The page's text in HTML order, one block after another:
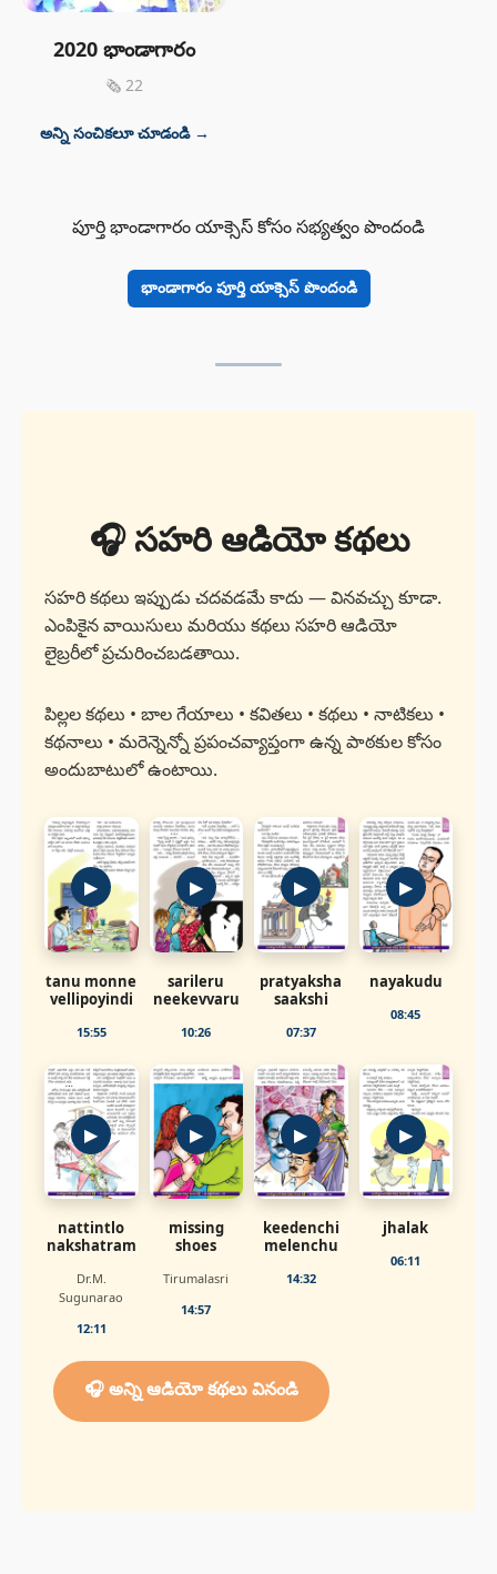
2020 భాండాగారం
🗞 22
అన్ని సంచికలూ చూడండి →
పూర్తి భాండాగారం యాక్సెస్ కోసం సభ్యత్వం పొందండి
భాండాగారం పూర్తి యాక్సెస్ పొందండి
🎧 సహరి ఆడియో కథలు
సహరి కథలు ఇప్పుడు చదవడమే కాదు — వినవచ్చు కూడా.
ఎంపికైన వాయిసులు మరియు కథలు సహరి ఆడియో
లైబ్రరీలో ప్రచురించబడతాయి.
పిల్లల కథలు • బాల గేయాలు • కవితలు • కథలు • నాటికలు •
కథనాలు • మరెన్నెన్నో ప్రపంచవ్యాప్తంగా ఉన్న పాఠకుల కోసం
అందుబాటులో ఉంటాయి.
▶
tanu monne
vellipoyindi
15:55
▶
sarileru
neekevvaru
10:26
▶
pratyaksha
saakshi
07:37
▶
nayakudu
08:45
▶
nattintlo
nakshatram
Dr.M.
Sugunarao
12:11
▶
missing
shoes
Tirumalasri
14:57
▶
keedenchi
melenchu
14:32
▶
jhalak
06:11
🎧 అన్ని ఆడియో కథలు వినండి